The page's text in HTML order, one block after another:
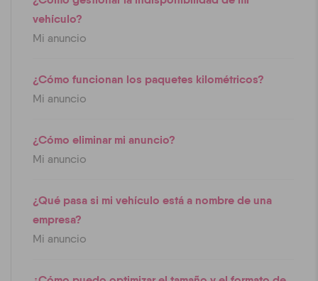
vehículo?
Mi anuncio
¿Cómo funcionan los paquetes kilométricos?
Mi anuncio
¿Cómo eliminar mi anuncio?
Mi anuncio
¿Qué pasa si mi vehículo está a nombre de una
empresa?
Mi anuncio